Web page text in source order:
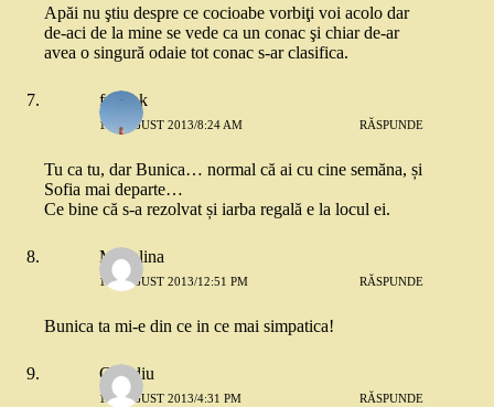
Apăi nu ştiu despre ce cocioabe vorbiţi voi acolo dar
de-aci de la mine se vede ca un conac şi chiar de-ar
avea o singură odaie tot conac s-ar clasifica.
frmshk
18 AUGUST 2013/8:24 AM RĂSPUNDE
Tu ca tu, dar Bunica… normal că ai cu cine semăna, și
Sofia mai departe…
Ce bine că s-a rezolvat și iarba regală e la locul ei.
Madalina
18 AUGUST 2013/12:51 PM RĂSPUNDE
Bunica ta mi-e din ce in ce mai simpatica!
Claudiu
19 AUGUST 2013/4:31 PM RĂSPUNDE